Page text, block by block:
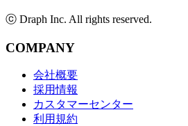
ⓒ Draph Inc. All rights reserved.
COMPANY
会社概要
採用情報
カスタマーセンター
利用規約